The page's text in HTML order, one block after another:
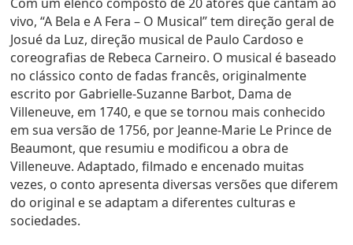
vivo, “A Bela e A Fera – O Musical” tem direção geral de
Josué da Luz, direção musical de Paulo Cardoso e
coreografias de Rebeca Carneiro. O musical é baseado
no clássico conto de fadas francês, originalmente
escrito por Gabrielle-Suzanne Barbot, Dama de
Villeneuve, em 1740, e que se tornou mais conhecido
em sua versão de 1756, por Jeanne-Marie Le Prince de
Beaumont, que resumiu e modificou a obra de
Villeneuve. Adaptado, filmado e encenado muitas
vezes, o conto apresenta diversas versões que diferem
do original e se adaptam a diferentes culturas e
sociedades.